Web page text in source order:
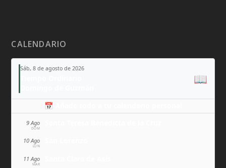
CALENDARIO
Sáb, 8 de agosto de 2026
📖
📅 Añade todo a tu calendario personal
9 Ago
DOM
10 Ago
LUN
11 Ago
MAR